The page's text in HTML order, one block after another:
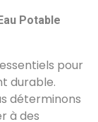
Potable
pour
durable.
déterminons
à des